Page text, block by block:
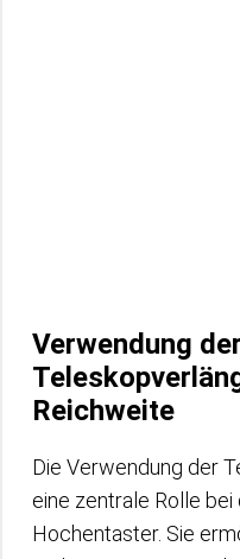
Verwendung der
Reichweite
Die Verwendung der
eine zentrale Rolle
Hochentaster. Sie